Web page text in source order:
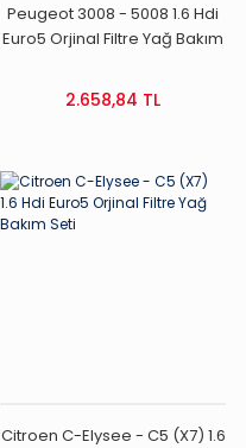
Peugeot 3008 - 5008 1.6 Hdi
Euro5 Orjinal Filtre Yağ Bakım
2.658,84 TL
Citroen C-Elysee - C5 (X7) 1.6